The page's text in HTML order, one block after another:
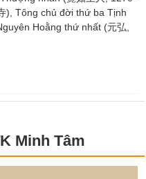
), Tông chủ đời thứ ba Tịnh
Hoằng thứ nhất (元弘,
Minh Tâm